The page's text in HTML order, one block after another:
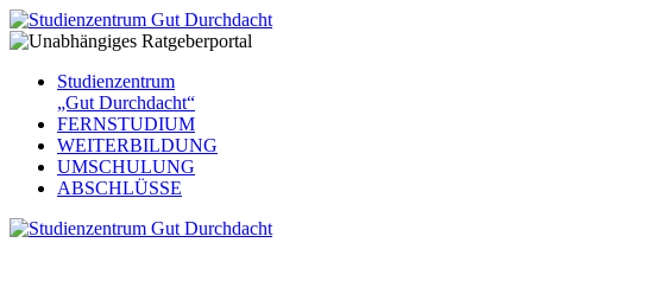
Studienzentrum
„Gut Durchdacht“
FERNSTUDIUM
WEITERBILDUNG
UMSCHULUNG
ABSCHLÜSSE